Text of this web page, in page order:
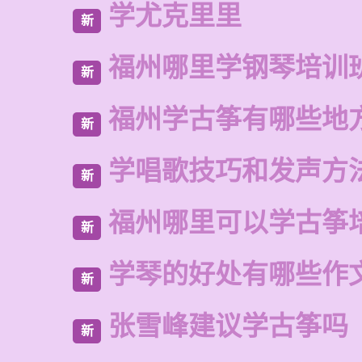
新 学尤克里里
新 福州哪里学钢琴培训
新 福州学古筝有哪些地
新 学唱歌技巧和发声方
新 福州哪里可以学古筝
新 学琴的好处有哪些作
新 张雪峰建议学古筝吗